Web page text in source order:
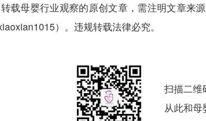
转载母婴行业观察的原创文章，需注明文章来
）。违规转载法律必究。
扫描二维
从此和母